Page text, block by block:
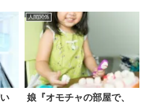
人間関係
娘『オモチャの部屋で、